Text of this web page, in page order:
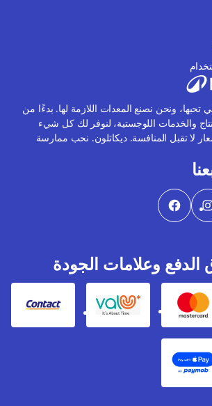
تحبها، ونحن نصنع المعدات اللازمة لها. بدءًا من
والخدمات اللوجستية، لنوفر لك كل شيء
لا تقبل المنافسة. ديكاتلون. نحب ممارسة
وعلامات الجودة
Mastercard
Valu
Contact
Apple Pay